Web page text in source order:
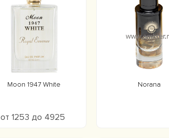
Moon 1947 White
от 1253 до 4925
Norana